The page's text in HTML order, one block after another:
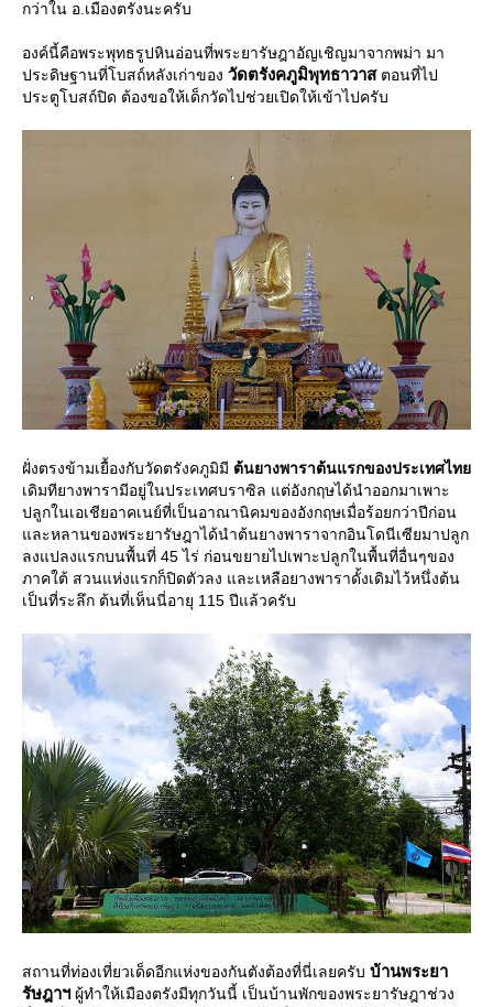
กว่าใน อ.เมืองตรังนะครับ
องค์นี้คือพระพุทธรูปหินอ่อนที่พระยารัษฎาอัญเชิญมาจากพม่า มา
ประดิษฐานที่โบสถ์หลังเก่าของ วัดตรังคภูมิพุทธาวาส ตอนที่ไป
ประตูโบสถ์ปิด ต้องขอให้เด็กวัดไปช่วยเปิดให้เข้าไปครับ
ฝั่งตรงข้ามเยื้องกับวัดตรังคภูมิมี ต้นยางพาราต้นแรกของประเทศไท
เดิมทียางพารามีอยู่ในประเทศบราซิล แต่อังกฤษได้นำออกมาเพาะ
ปลูกในเอเชียอาคเนย์ที่เป็นอาณานิคมของอังกฤษเมื่อร้อยกว่าปีก่อน
ละหลานของพระยารัษฎาได้นำต้นยางพาราจากอินโดนีเซียมาปลูก
ลงแปลงแรกบนพื้นที่ 45 ไร่ ก่อนขยายไปเพาะปลูกในพื้นที่อื่นๆของ
ภาคใต้ สวนแห่งแรกก็ปิดตัวลง และเหลือยางพาราดั้งเดิมไว้หนึ่งต้น
เป็นที่ระลึก ต้นที่เห็นนี่อายุ 115 ปีแล้วครับ
สถานที่ท่องเที่ยวเด็ดอีกแห่งของกันตังต้องที่นี่เลยครับ บ้านพระยา
รัษฎาฯผู้ทำให้เมืองตรังมีทุกวันนี้ เป็นบ้านพักของพระยารัษฎาช่วง